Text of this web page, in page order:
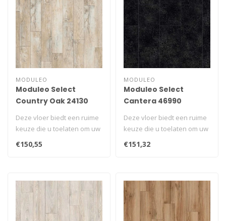
MODULEO
Moduleo Select
Country Oak 24130
Deze vloer biedt een ruime
keuze die u toelaten om uw
unieke ruimte te creëren..
€150,55
MODULEO
Moduleo Select
Cantera 46990
Deze vloer biedt een ruime
keuze die u toelaten om uw
unieke ruimte te creëren..
€151,32